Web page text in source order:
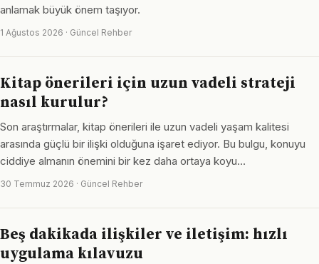
anlamak büyük önem taşıyor.
1 Ağustos 2026 · Güncel Rehber
Kitap önerileri için uzun vadeli strateji
nasıl kurulur?
Son araştırmalar, kitap önerileri ile uzun vadeli yaşam kalitesi
arasında güçlü bir ilişki olduğuna işaret ediyor. Bu bulgu, konuyu
ciddiye almanın önemini bir kez daha ortaya koyu…
30 Temmuz 2026 · Güncel Rehber
Beş dakikada ilişkiler ve iletişim: hızlı
uygulama kılavuzu